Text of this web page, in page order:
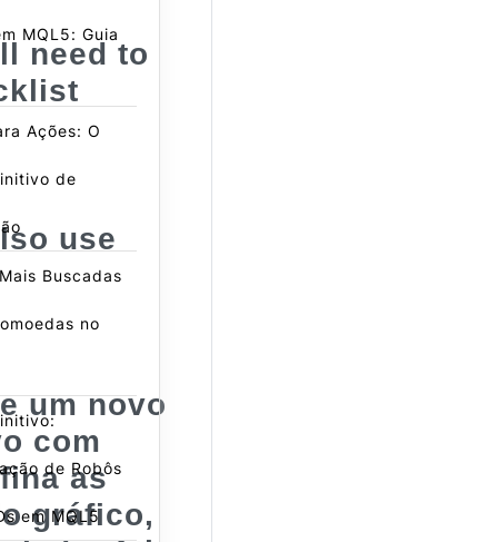
need to
use
um novo
com
as
gráfico,
MQL5: Guia
Ações: O
de
Buscadas
no
de Robôs
em MQL5